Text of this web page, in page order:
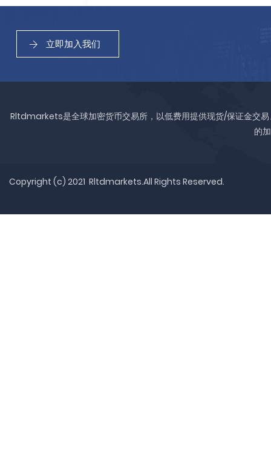
立即加入我们
Rltdmarkets是全球加密货币交易所，以低费用提供现货/保证金交
的
Copyright (c) 2021 Rltdmarkets.All Rights Reserved.